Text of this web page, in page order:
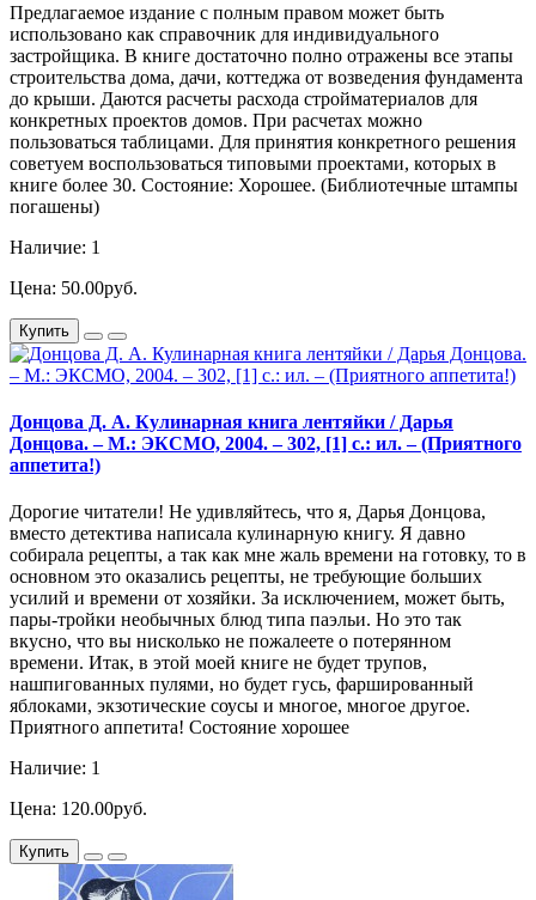
Предлагаемое издание с полным правом может быть
использовано как справочник для индивидуального
застройщика. В книге достаточно полно отражены все этапы
строительства дома, дачи, коттеджа от возведения фундамента
до крыши. Даются расчеты расхода стройматериалов для
конкретных проектов домов. При расчетах можно
пользоваться таблицами. Для принятия конкретного решения
советуем воспользоваться типовыми проектами, которых в
книге более 30. Состояние: Хорошее. (Библиотечные штампы
погашены)
Наличие: 1
Цена: 50.00руб.
Купить
Донцова Д. А. Кулинарная книга лентяйки / Дарья
Донцова. – М.: ЭКСМО, 2004. – 302, [1] с.: ил. – (Приятного
аппетита!)
Дорогие читатели! Не удивляйтесь, что я, Дарья Донцова,
вместо детектива написала кулинарную книгу. Я давно
собирала рецепты, а так как мне жаль времени на готовку, то в
основном это оказались рецепты, не требующие больших
усилий и времени от хозяйки. За исключением, может быть,
пары-тройки необычных блюд типа паэльи. Но это так
вкусно, что вы нисколько не пожалеете о потерянном
времени. Итак, в этой моей книге не будет трупов,
нашпигованных пулями, но будет гусь, фаршированный
яблоками, экзотические соусы и многое, многое другое.
Приятного аппетита! Состояние хорошее
Наличие: 1
Цена: 120.00руб.
Купить